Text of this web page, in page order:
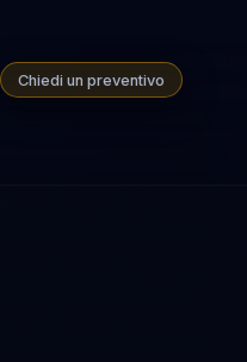
Chiedi un preventivo